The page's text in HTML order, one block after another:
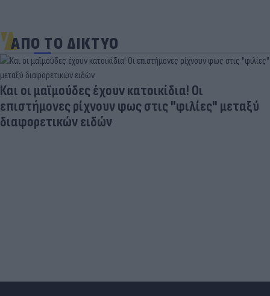
ΑΠΟ ΤΟ ΔΙΚΤΥΟ
Και οι μαϊμούδες έχουν κατοικίδια! Οι
επιστήμονες ρίχνουν φως στις "φιλίες" μεταξύ
διαφορετικών ειδών